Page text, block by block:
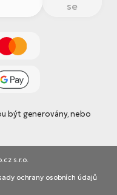
se
být generovány, nebo
s.r.o.
ochrany osobních údajů